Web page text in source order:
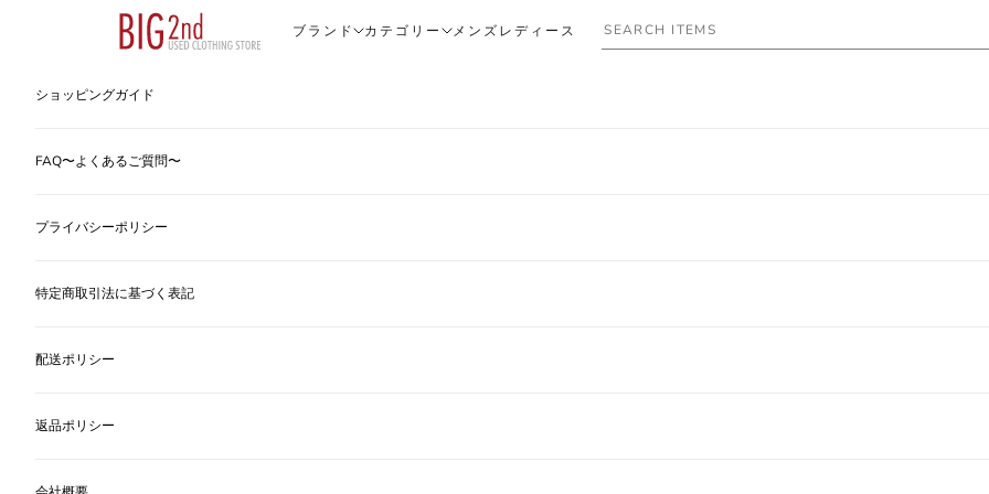
ヴィンテージ古着のオンライン通販なら【公式】古着屋BIG2nd
ブランド カテゴリー メンズレディース
ショッピングガイド
FAQ〜よくあるご質問〜
プライバシーポリシー
特定商取引法に基づく表記
配送ポリシー
返品ポリシー